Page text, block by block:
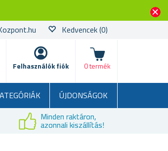
Kedvencek(0)
Felhasználók fiók
kosár
0 termék
ÚJDONSÁGOK
Minden raktáron,
azonnali kiszállítás!